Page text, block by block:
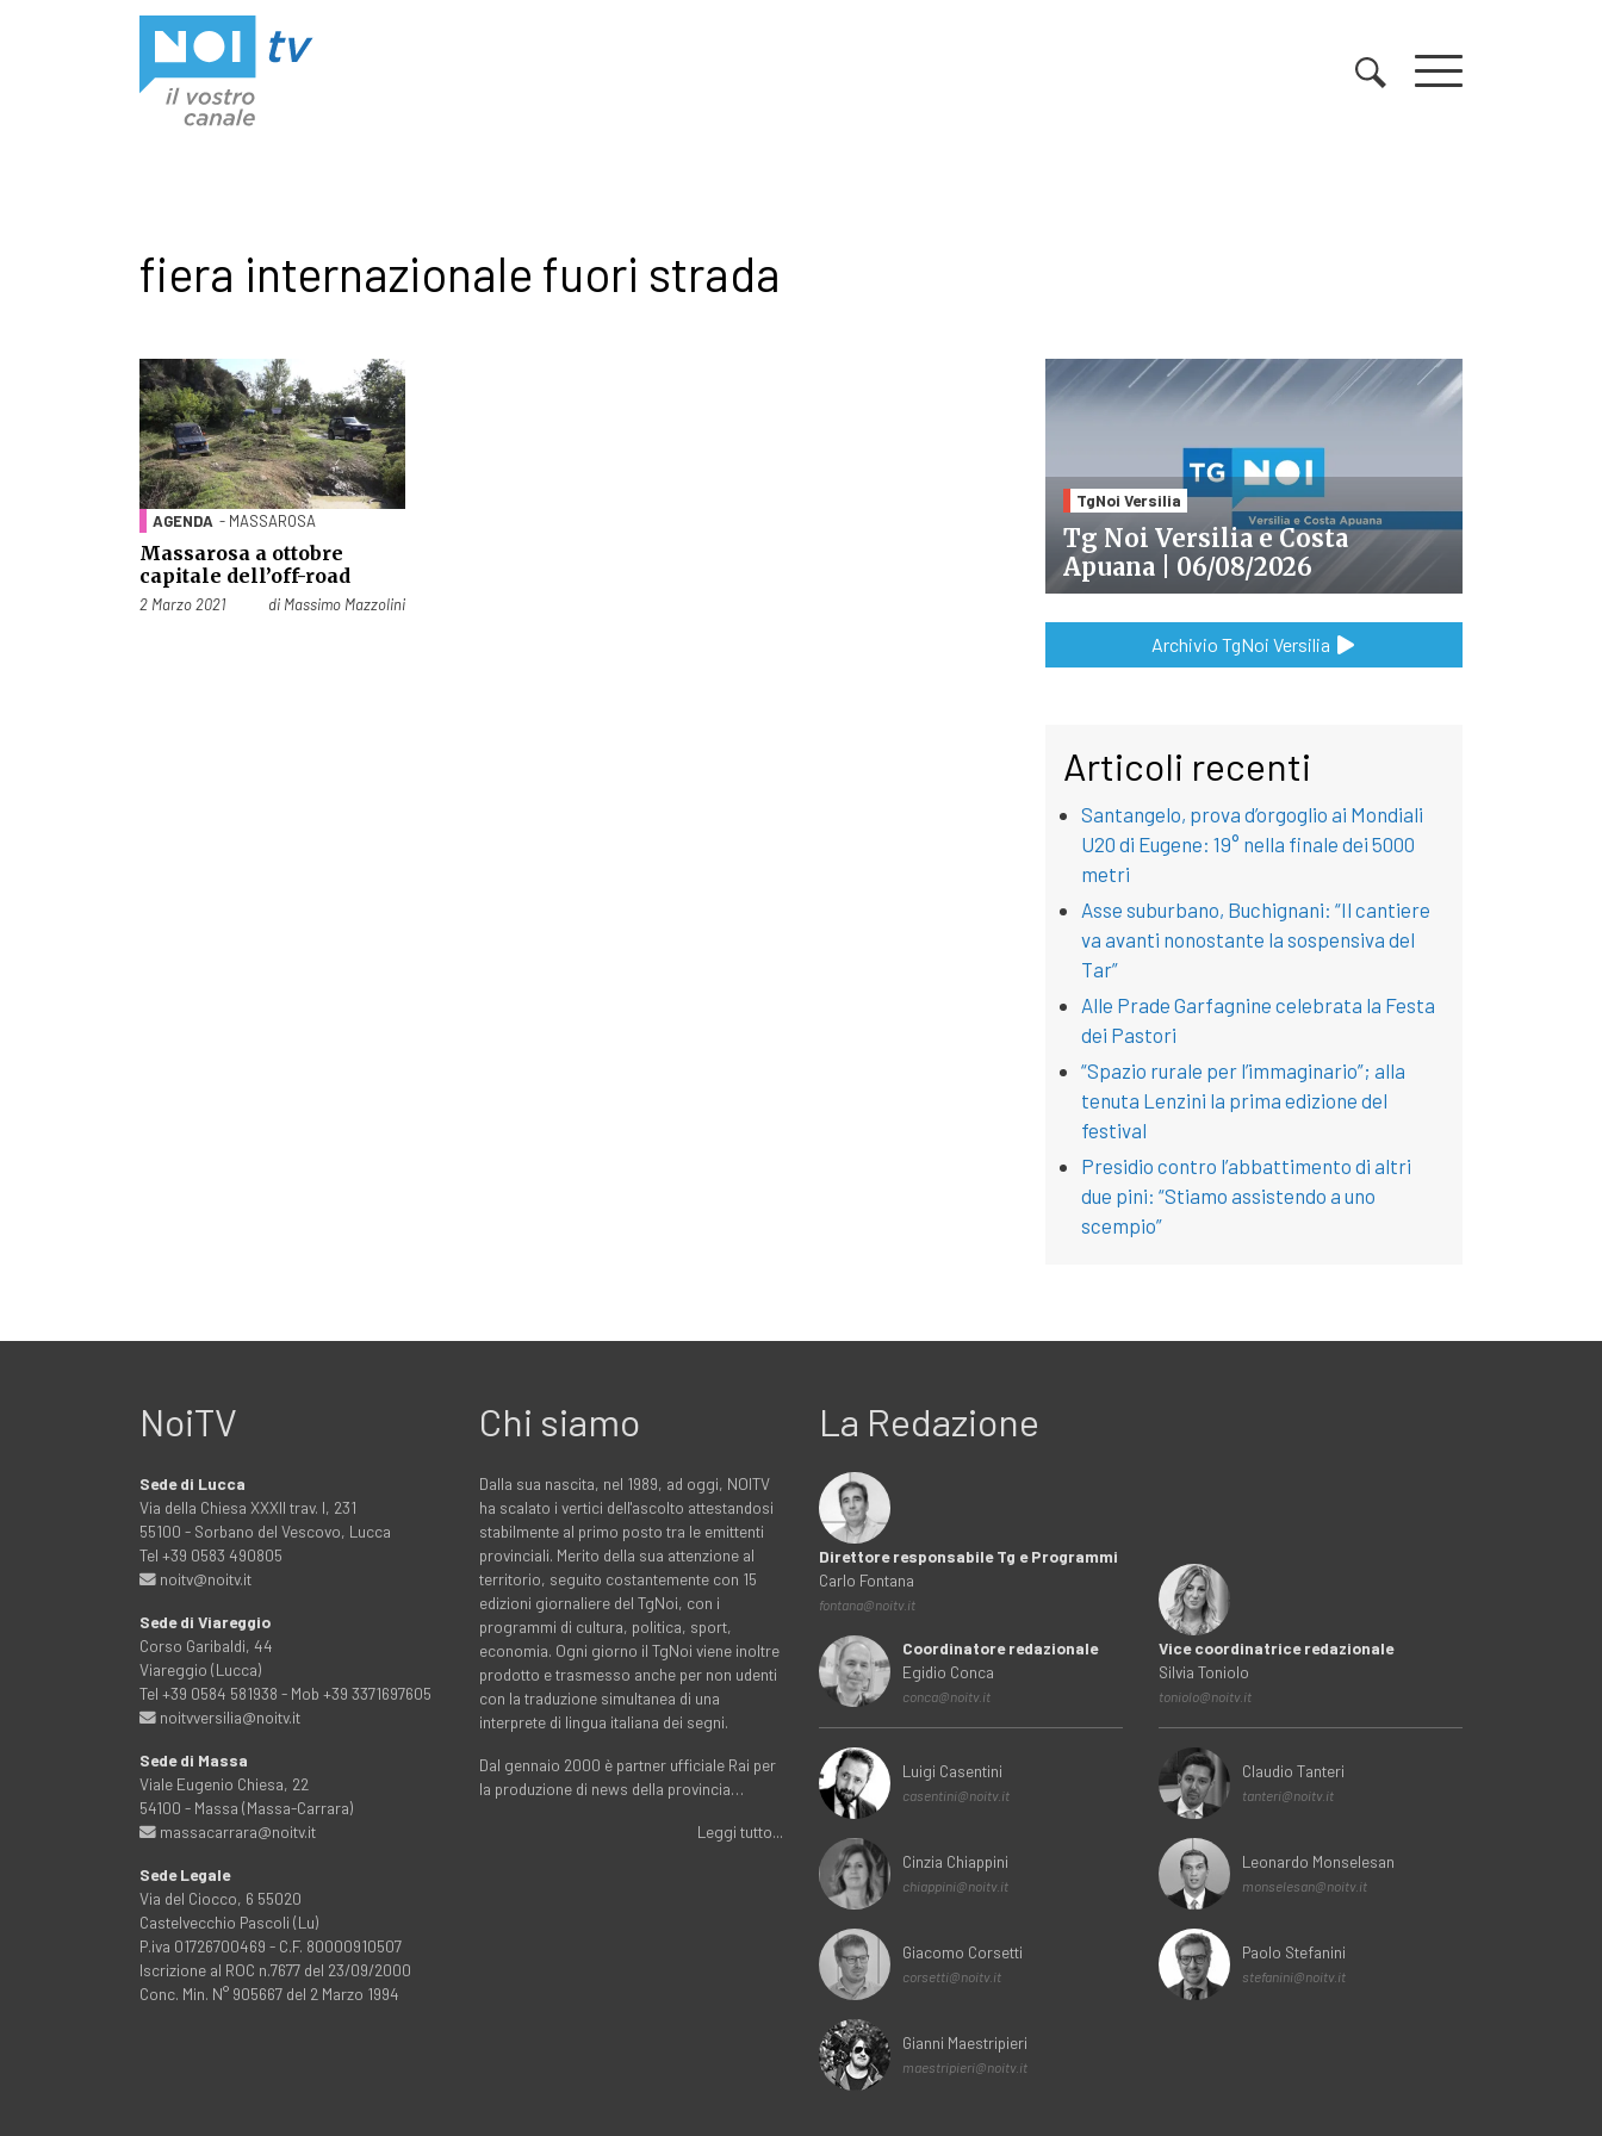
fiera internazionale fuori strada
AGENDA - MASSAROSA
Massarosa a ottobre
capitale dell’off-road
Pubblicato il
2 Marzo 2021 di Massimo Mazzolini
TgNoi Versilia
Tg Noi Versilia e Costa
Apuana | 06/08/2026
Archivio TgNoi Versilia
Articoli recenti
Santangelo, prova d’orgoglio ai Mondiali
U20 di Eugene: 19° nella finale dei 5000
metri
Asse suburbano, Buchignani: “Il cantiere
va avanti nonostante la sospensiva del
Tar”
Alle Prade Garfagnine celebrata la Festa
dei Pastori
“Spazio rurale per l’immaginario”; alla
tenuta Lenzini la prima edizione del
festival
Presidio contro l’abbattimento di altri
due pini: “Stiamo assistendo a uno
scempio”
NoiTV
Sede di Lucca
Via della Chiesa XXXII trav. I, 231
55100 - Sorbano del Vescovo, Lucca
Tel +39 0583 490805
noitv@noitv.it
Sede di Viareggio
Corso Garibaldi, 44
Viareggio (Lucca)
Tel +39 0584 581938 - Mob +39 3371697605
noitvversilia@noitv.it
Sede di Massa
Viale Eugenio Chiesa, 22
54100 - Massa (Massa-Carrara)
massacarrara@noitv.it
Sede Legale
Via del Ciocco, 6 55020
Castelvecchio Pascoli (Lu)
P.iva 01726700469 - C.F. 80000910507
Iscrizione al ROC n.7677 del 23/09/2000
Conc. Min. N° 905667 del 2 Marzo 1994
Chi siamo
Dalla sua nascita, nel 1989, ad oggi, NOITV
ha scalato i vertici dell'ascolto attestandosi
stabilmente al primo posto tra le emittenti
provinciali. Merito della sua attenzione al
territorio, seguito costantemente con 15
edizioni giornaliere del TgNoi, con i
programmi di cultura, politica, sport,
economia. Ogni giorno il TgNoi viene inoltre
prodotto e trasmesso anche per non udenti
con la traduzione simultanea di una
interprete di lingua italiana dei segni.
Dal gennaio 2000 è partner ufficiale Rai per
la produzione di news della provincia…
Leggi tutto...
La Redazione
Direttore responsabile Tg e Programmi
Carlo Fontana
fontana@noitv.it
Coordinatore redazionale
Egidio Conca
conca@noitv.it
Luigi Casentini
casentini@noitv.it
Cinzia Chiappini
chiappini@noitv.it
Giacomo Corsetti
corsetti@noitv.it
Gianni Maestripieri
maestripieri@noitv.it
Vice coordinatrice redazionale
Silvia Toniolo
toniolo@noitv.it
Claudio Tanteri
tanteri@noitv.it
Leonardo Monselesan
monselesan@noitv.it
Paolo Stefanini
stefanini@noitv.it